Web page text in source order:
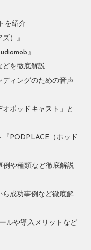
を紹介
）』
』
どを徹底解説
ィングのための音声
ポッドキャスト」と
PODPLACE（ポッド
や種類など徹底解説
ら成功事例など徹底解
ルや導入メリットなど